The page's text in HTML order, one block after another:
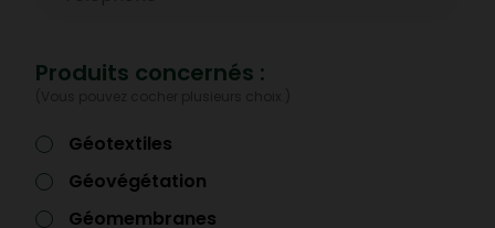
Produits concernés :
Géotextiles
Géovégétation
Géomembranes